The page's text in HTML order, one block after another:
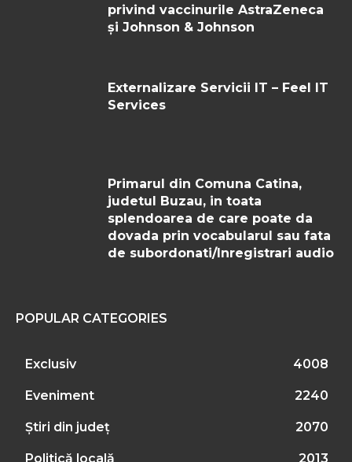
privind vaccinurile AstraZeneca
și Johnson & Johnson
Externalizare Servicii IT – Feel IT
Services
Primarul din Comuna Catina,
judetul Buzau, in toata
splendoarea de care poate da
dovada prin vocabularul sau fata
de subordonati/Inregistrari audio
POPULAR CATEGORIES
Exclusiv 4008
Eveniment 2240
Știri din județ 2070
Politică locală 2013